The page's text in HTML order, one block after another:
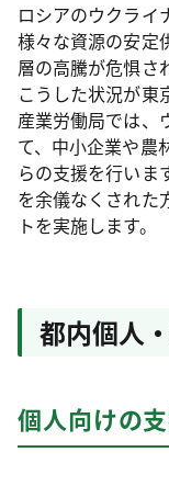
ロシアのウクライ
様々な資源の安定
層の高騰が危惧さ
こうした状況が東
産業労働局では、
て、中小企業や農
らの支援を行いま
を余儀なくされた
トを実施します。
都内個人
個人向けの